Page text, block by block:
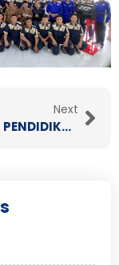
Next
YAYASAN PENDIDIKAN WIWOROTOMO PURWOKERTO MEMBERIKAN BEASISWA UNTUK SISWA/I BERPR …